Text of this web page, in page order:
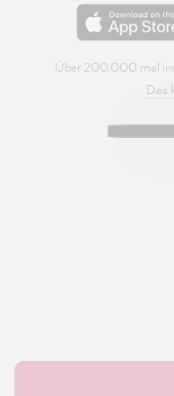
Über 200.000 mal
Das